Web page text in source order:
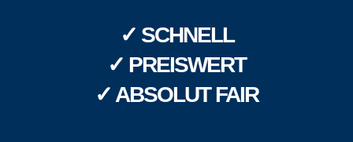
✓ SCHNELL
✓ PREISWERT
✓ ABSOLUT FAIR